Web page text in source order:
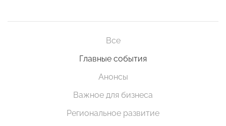
Все
Главные события
Анонсы
Важное для бизнеса
Региональное развитие